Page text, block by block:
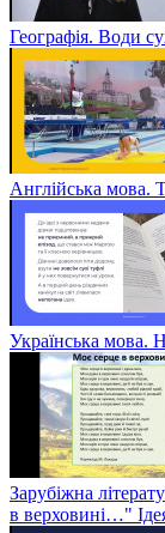
Географія. Води
Англійська мова.
Українська мова.
Зарубіжна
в верховині…"